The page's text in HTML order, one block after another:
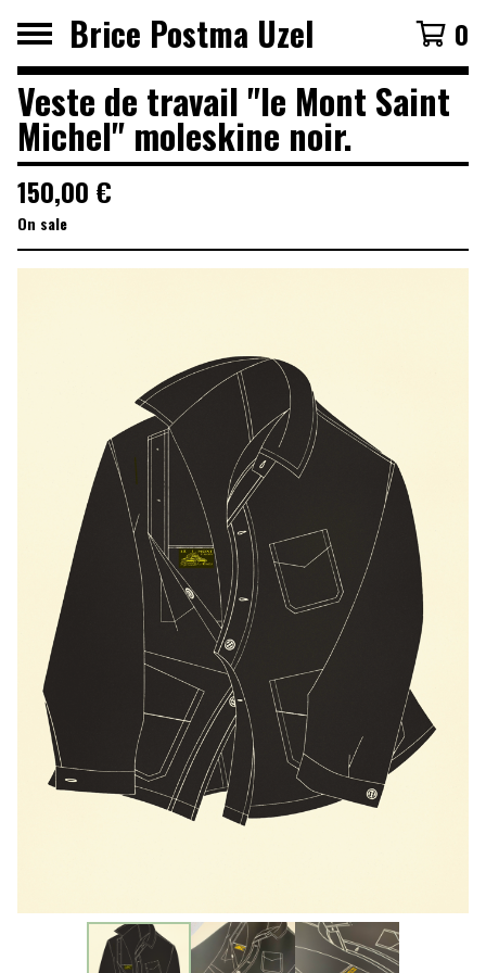
Brice Postma Uzel 0
Veste de travail "le Mont Saint
Michel" moleskine noir.
150,00 €
On sale